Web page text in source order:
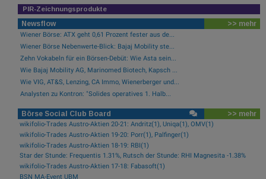
PIR-Zeichnungsprodukte
Newsflow >> mehr
Wiener Börse: ATX geht 0,61 Prozent fester aus de...
Wiener Börse Nebenwerte-Blick: Bajaj Mobility ste...
Zehn Vokabeln für ein Börsen-Debüt: Wie Asta sein...
Wie Bajaj Mobility AG, Marinomed Biotech, Kapsch ...
Wie VIG, AT&S, Lenzing, CA Immo, Wienerberger und...
Analysten zu Kontron: "Solides operatives 1. Halb...
Börse Social Club Board >> mehr
wikifolio-Trades Austro-Aktien 20-21: Andritz(1), Uniqa(1), OMV(1)
wikifolio-Trades Austro-Aktien 19-20: Porr(1), Palfinger(1)
wikifolio-Trades Austro-Aktien 18-19: RBI(1)
Star der Stunde: Frequentis 1.31%, Rutsch der Stunde: RHI Magnesita -1.38%
wikifolio-Trades Austro-Aktien 17-18: Fabasoft(1)
BSN MA-Event UBM